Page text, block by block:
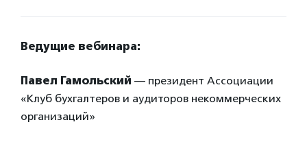
Ведущие вебинара:
Павел Гамольский — президент Ассоциации
«Клуб бухгалтеров и аудиторов некоммерческих
организаций»